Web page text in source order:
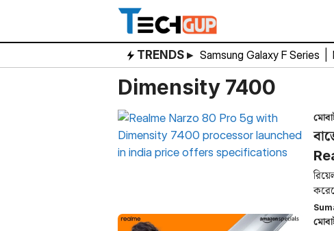
content
TRENDS ▸ Samsung Galaxy F Series
Dimensity 7400